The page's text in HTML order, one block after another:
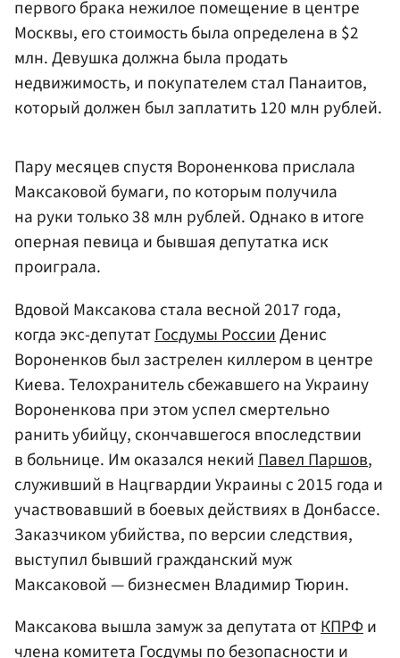
первого брака нежилое помещение в центре
Москвы, его стоимость была определена в $2
млн. Девушка должна была продать
недвижимость, и покупателем стал Панаитов,
который должен был заплатить 120 млн рублей.
Пару месяцев спустя Вороненкова прислала
Максаковой бумаги, по которым получила
на руки только 38 млн рублей. Однако в итоге
оперная певица и бывшая депутатка иск
проиграла.
Вдовой Максакова стала весной 2017 года,
когда экс-депутатГосдумы РоссииДенис
Вороненков был застрелен киллером в центре
Киева. Телохранитель сбежавшего на Украину
Вороненкова при этом успел смертельно
ранить убийцу, скончавшегося впоследствии
в больнице. Им оказался некийПавел Паршов,
служивший в Нацгвардии Украины с 2015 года и
участвовавший в боевых действиях в Донбассе.
Заказчиком убийства, по версии следствия,
выступил бывший гражданский муж
Максаковой — бизнесмен Владимир Тюрин.
Максакова вышла замуж за депутата отКПРФи
члена комитета Госдумы по безопасности и